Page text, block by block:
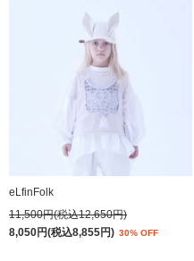
eLfinFolk
11,500円(税込12,650円)
8,050円(税込8,855円) 30% OFF